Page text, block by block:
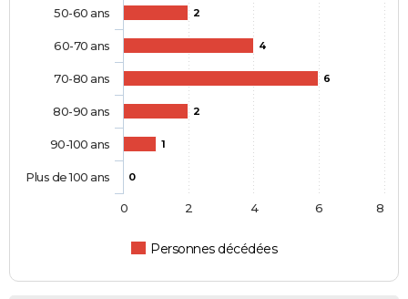
2
4
6
2
1
0
Personnes décédées
50-60 ans
60-70 ans
70-80 ans
80-90 ans
90-100 ans
Plus de 100 ans
0 2 4 6 8